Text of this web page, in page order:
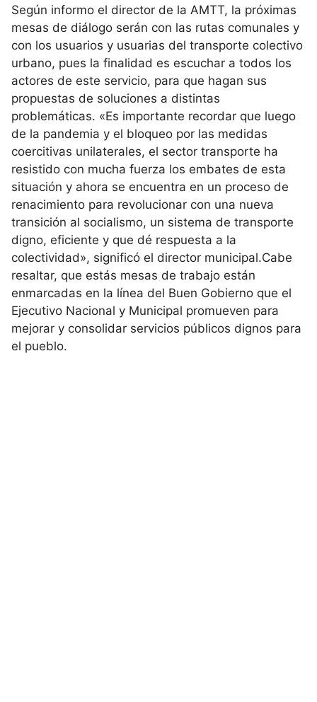
Según informo el director de la AMTT, la próximas
mesas de diálogo serán con las rutas comunales y
con los usuarios y usuarias del transporte colectivo
urbano, pues la finalidad es escuchar a todos los
actores de este servicio, para que hagan sus
propuestas de soluciones a distintas
problemáticas. «Es importante recordar que luego
de la pandemia y el bloqueo por las medidas
coercitivas unilaterales, el sector transporte ha
resistido con mucha fuerza los embates de esta
situación y ahora se encuentra en un proceso de
renacimiento para revolucionar con una nueva
transición al socialismo, un sistema de transporte
digno, eficiente y que dé respuesta a la
colectividad», significó el director municipal.Cabe
resaltar, que estás mesas de trabajo están
enmarcadas en la línea del Buen Gobierno que el
Ejecutivo Nacional y Municipal promueven para
mejorar y consolidar servicios públicos dignos para
el pueblo.